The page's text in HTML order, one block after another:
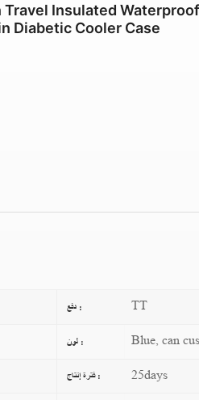
Insulated
Diabetic Cooler Case
دفع : TT
لون : Blue, can
فترة إنتاج : 25days